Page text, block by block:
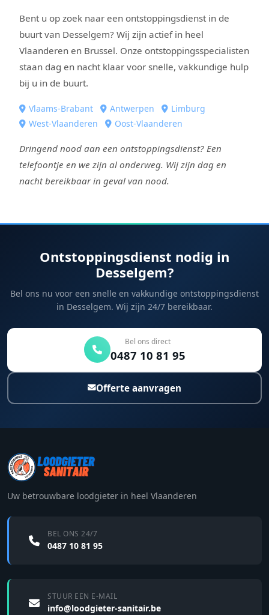
Bent u op zoek naar een ontstoppingsdienst in de
buurt van Desselgem? Wij zijn actief in heel
Vlaanderen en Brussel. Onze ontstoppingsspecialisten
staan dag en nacht klaar voor snelle, vakkundige hulp
bij u in de buurt.
Vlaams-Brabant Antwerpen
Limburg
West-Vlaanderen
Oost-Vlaanderen
Dringend nood aan een ontstoppingsdienst? Een
telefoontje en we zijn al onderweg. Wij zijn dag en
nacht bereikbaar in geval van nood.
Ontstoppingsdienst nodig in
Desselgem?
Bel ons nu voor een snelle en vakkundige ontstoppingsdienst
in Desselgem. Wij zijn 24/7 bereikbaar.
Bel ons direct
0487 10 81 95
Offerte aanvragen
Uw betrouwbare loodgieter in heel Vlaanderen
BEL ONS 24/7
0487 10 81 95
STUUR EEN E-MAIL
info@loodgieter-sanitair.be